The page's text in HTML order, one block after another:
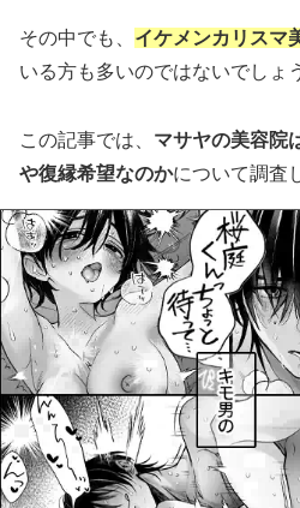
その中でも、 イケメンカリスマ
いる方も多いのではないでしょ
この記事では、 マサヤの美容院
や復縁希望なのかについて調査